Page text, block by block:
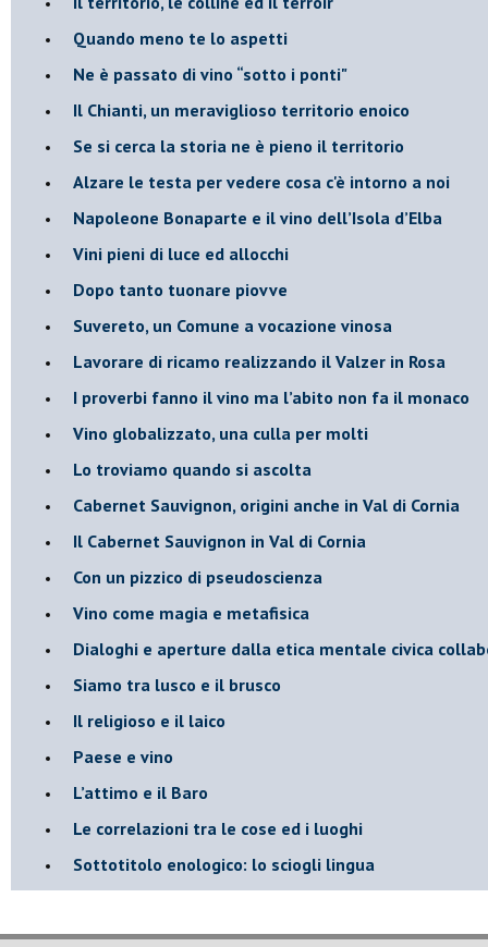
Quando meno te lo aspetti
​Ne è passato di vino “sotto i ponti"
​Il Chianti, un meraviglioso territorio enoico
​Se si cerca la storia ne è pieno il territorio
Alzare le testa per vedere cosa c'è intorno a noi
​Napoleone Bonaparte e il vino dell’Isola d’Elba
Vini pieni di luce ed allocchi
Dopo tanto tuonare piovve
Suvereto, un Comune a vocazione vinosa
Lavorare di ricamo realizzando il Valzer in Rosa
​I proverbi fanno il vino ma l’abito non fa il monaco
Vino globalizzato, una culla per molti
Lo troviamo quando si ascolta
Cabernet Sauvignon, origini anche in Val di Cornia
Il Cabernet Sauvignon in Val di Cornia
Con un pizzico di pseudoscienza
​Vino come magia e metafisica
Dialoghi e aperture dalla etica mentale civica
Siamo tra lusco e il brusco
Il religioso e il laico
​Paese e vino
L’attimo e il Baro
Le correlazioni tra le cose ed i luoghi
​Sottotitolo enologico: lo sciogli lingua